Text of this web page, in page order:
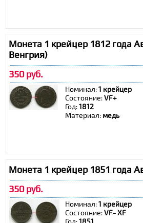
Монета 1 крейцер 1812 года
Венгрия)
350 руб.
Номинал:1 крейцер
Состояние:VF+
Год:1812
Материал: медь
Монета 1 крейцер 1851 года
350 руб.
Номинал:1 крейцер
Состояние:VF- ХF